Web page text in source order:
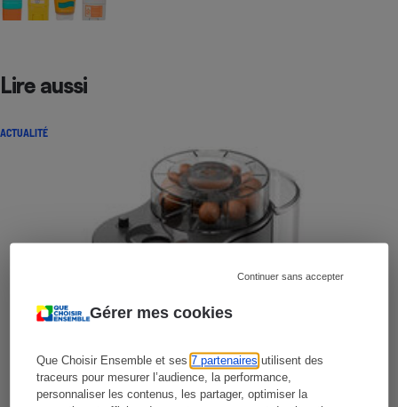
Gérer mes cookies
Que Choisir Ensemble et ses7 partenaires utilisent des
traceurs pour mesurer l’audience, la performance,
personnaliser les contenus, les partager, optimiser la
Continuer sans accepter
Lire aussi
ACTUALITÉ